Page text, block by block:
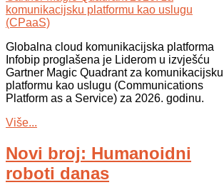
Globalna cloud komunikacijska platforma
Infobip proglašena je Liderom u izvješću
Gartner Magic Quadrant za komunikacijsku
platformu kao uslugu (Communications
Platform as a Service) za 2026. godinu.
Više...
Novi broj: Humanoidni
roboti danas